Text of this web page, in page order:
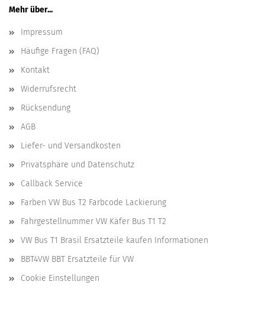
Mehr über...
Impressum
Häufige Fragen (FAQ)
Kontakt
Widerrufsrecht
Rücksendung
AGB
Liefer- und Versandkosten
Privatsphäre und Datenschutz
Callback Service
Farben VW Bus T2 Farbcode Lackierung
Fahrgestellnummer VW Käfer Bus T1 T2
VW Bus T1 Brasil Ersatzteile kaufen Informationen
BBT4VW BBT Ersatzteile für VW
Cookie Einstellungen